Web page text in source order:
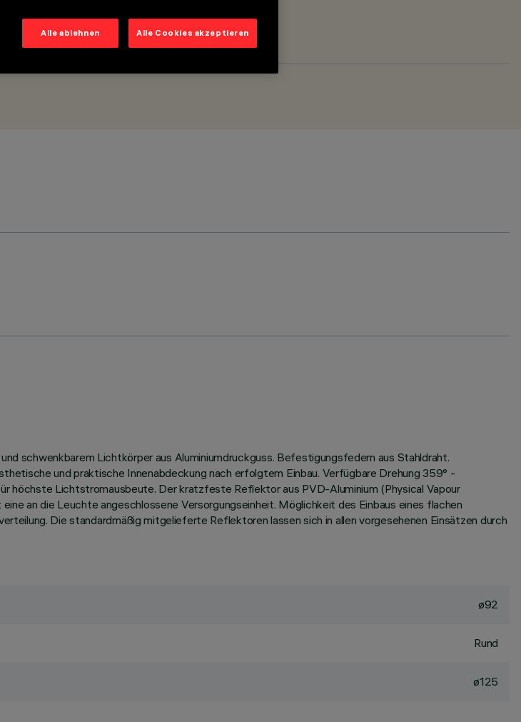
schwenkbarem Lichtkörper aus Aluminiumdruckguss. Befestigungsfedern aus Stahldraht.
und praktische Innenabdeckung nach erfolgtem Einbau. Verfügbare Drehung 359° -
höchste Lichtstromausbeute. Der kratzfeste Reflektor aus PVD-Aluminium (Physical Vapour
an die Leuchte angeschlossene Versorgungseinheit. Möglichkeit des Einbaus eines flachen
Die standardmäßig mitgelieferte Reflektoren lassen sich in allen vorgesehenen Einsätzen durch
ø92
Rund
ø125
Alle ablehnen Alle Cookies akzeptieren